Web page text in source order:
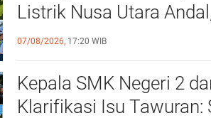
Listrik Nusa Utara
Siaga 100 Persen
07/08/2026, 17:20 WIB
Kepala SMK Negeri 2
Klarifikasi Isu Tawuran: